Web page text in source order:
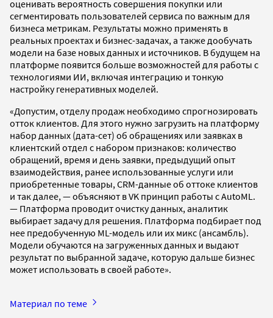
оценивать вероятность совершения покупки или
сегментировать пользователей сервиса по важным для
бизнеса метрикам. Результаты можно применять в
реальных проектах и бизнес-задачах, а также дообучать
модели на базе новых данных и источников. В будущем на
платформе появится больше возможностей для работы с
технологиями ИИ, включая интеграцию и тонкую
настройку генеративных моделей.
«Допустим, отделу продаж необходимо спрогнозировать
отток клиентов. Для этого нужно загрузить на платформу
набор данных (дата-сет) об обращениях или заявках в
клиентский отдел с набором признаков: количество
обращений, время и день заявки, предыдущий опыт
взаимодействия, ранее использованные услуги или
приобретенные товары, CRM-данные об оттоке клиентов
и так далее, — объясняют в VK принцип работы с AutoML.
— Платформа проводит очистку данных, аналитик
выбирает задачу для решения. Платформа подбирает под
нее предобученную ML-модель или их микс (ансамбль).
Модели обучаются на загруженных данных и выдают
результат по выбранной задаче, которую дальше бизнес
может использовать в своей работе».
Материал по теме